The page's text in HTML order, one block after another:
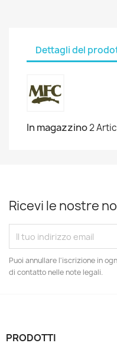
Dettagli del
In magazzino2
Ricevi le nostre
Puoi annullare l'iscrizione in
di contatto nelle note legali.
PRODOTTI